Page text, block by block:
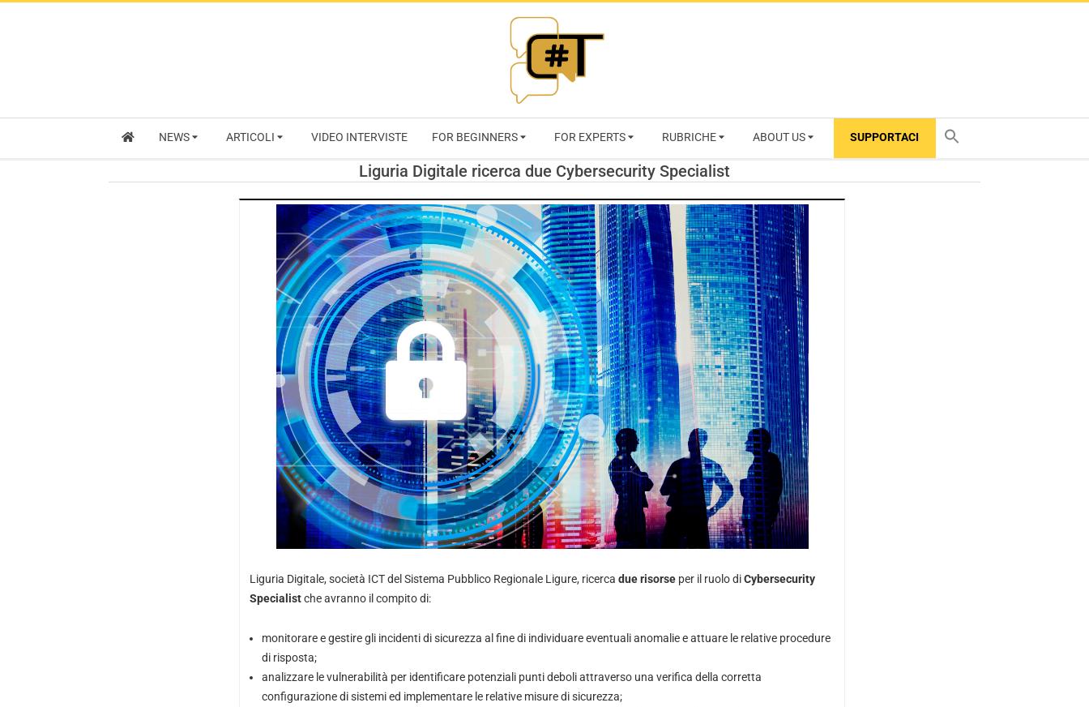
RIVISTA
CYBERSECURITY
TRENDS
NEWS ARTICOLI VIDEO INTERVISTE FOR BEGINNERS FOR EXPERTS RUBRICHE ABOUT US SUPPORTACI
Liguria Digitale ricerca due Cybersecurity Specialist
Liguria Digitale, società ICT del Sistema Pubblico Regionale Ligure, ricerca due risorse per il ruolo diCybersecurity
Specialistche avranno il compito di:
monitorare e gestire gli incidenti di sicurezza al fine di individuare eventuali anomalie e attuare le relative procedure
di risposta;
analizzare le vulnerabilità per identificare potenziali punti deboli attraverso una verifica della corretta
configurazione di sistemi ed implementare le relative misure di sicurezza;